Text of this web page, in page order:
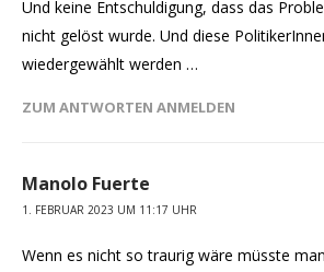
Und keine Entschuldigung, dass das
nicht gelöst wurde. Und diese
wiedergewählt werden …
ZUM ANTWORTEN ANMELDEN
Manolo Fuerte
1. FEBRUAR 2023 UM 11:17 UHR
Wenn es nicht so traurig wäre müsste